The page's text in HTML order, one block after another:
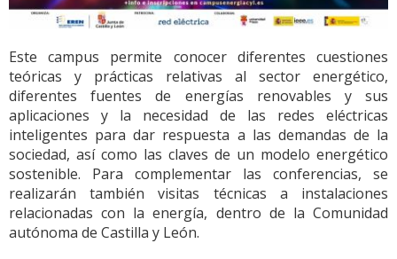
Este campus permite conocer diferentes cuestiones
teóricas y prácticas relativas al sector energético,
diferentes fuentes de energías renovables y sus
aplicaciones y la necesidad de las redes eléctricas
inteligentes para dar respuesta a las demandas de la
sociedad, así como las claves de un modelo energético
sostenible. Para complementar las conferencias, se
realizarán también visitas técnicas a instalaciones
relacionadas con la energía, dentro de la Comunidad
autónoma de Castilla y León.